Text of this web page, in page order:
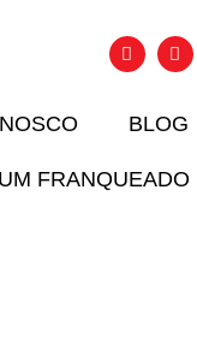
BLOG
FRANQUEADO